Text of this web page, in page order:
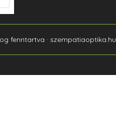
fenntartva · szempatiaoptika.hu